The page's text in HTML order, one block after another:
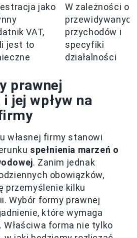
jako
VAT,
jest to
W zależności od
przewidywanych
przychodów i
specyfiki
działalności
prawnej
jej wpływ na
własnej firmy stanowi
spełnienia marzeń o
. Zanim jednak
obowiązków,
przemyślenie kilku
Wybór formy prawnej
które wymaga
Właściwa forma nie tylko